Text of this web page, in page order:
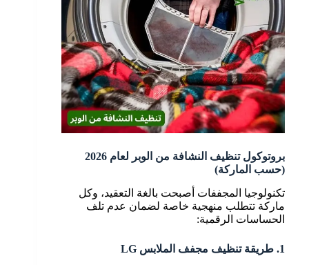
بروتوكول تنظيف النشافة من الوبر لعام 2026
(حسب الماركة)
تكنولوجيا المجففات أصبحت بالغة التعقيد، وكل
ماركة تتطلب منهجية خاصة لضمان عدم تلف
الحساسات الرقمية:
1. طريقة تنظيف مجفف الملابس LG